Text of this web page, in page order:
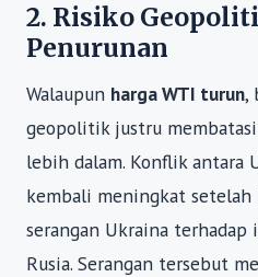
2. Risiko
Penurunan
Walaupun harga WTI turun,
geopolitik justru
lebih dalam. Konflik antara
kembali meningkat setelah
serangan Ukraina
Rusia. Serangan tersebut